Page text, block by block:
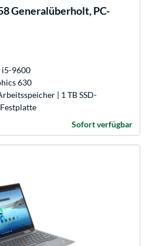
Generalüberholt, PC-
i5-9600
630
| 1 TB SSD-
Sofort verfügbar